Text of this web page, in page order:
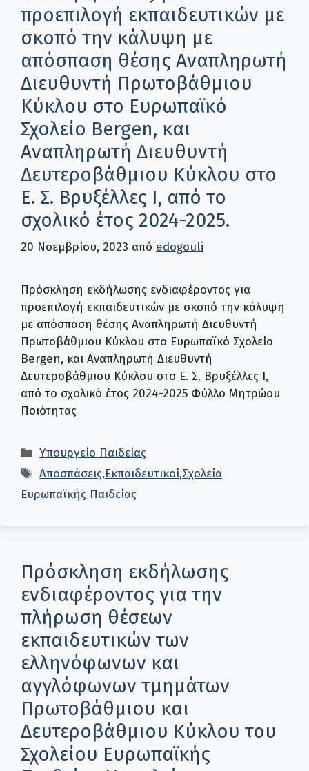
προεπιλογή εκπαιδευτικών με
σκοπό την κάλυψη με
απόσπαση θέσης Αναπληρωτή
Διευθυντή Πρωτοβάθμιου
Κύκλου στο Ευρωπαϊκό
Σχολείο Bergen, και
Αναπληρωτή Διευθυντή
Δευτεροβάθμιου Κύκλου στο
Ε. Σ. Βρυξέλλες Ι, από το
σχολικό έτος 2024-2025.
20 Νοεμβρίου, 2023 από edogouli
Πρόσκληση εκδήλωσης ενδιαφέροντος για
προεπιλογή εκπαιδευτικών με σκοπό την κάλυψη
με απόσπαση θέσης Αναπληρωτή Διευθυντή
Πρωτοβάθμιου Κύκλου στο Ευρωπαϊκό Σχολείο
Bergen, και Αναπληρωτή Διευθυντή
Δευτεροβάθμιου Κύκλου στο Ε. Σ. Βρυξέλλες Ι,
από το σχολικό έτος 2024-2025 Φύλλο Μητρώου
Ποιότητας
Κατηγορίες
Υπουργείο Παιδείας
Ετικέτες
Αποσπάσεις,Εκπαιδευτικοί,Σχολεία
Ευρωπαϊκής Παιδείας
Πρόσκληση εκδήλωσης
ενδιαφέροντος για την
πλήρωση θέσεων
εκπαιδευτικών των
ελληνόφωνων και
αγγλόφωνων τμημάτων
Πρωτοβάθμιου και
Δευτεροβάθμιου Κύκλου του
Σχολείου Ευρωπαϊκής